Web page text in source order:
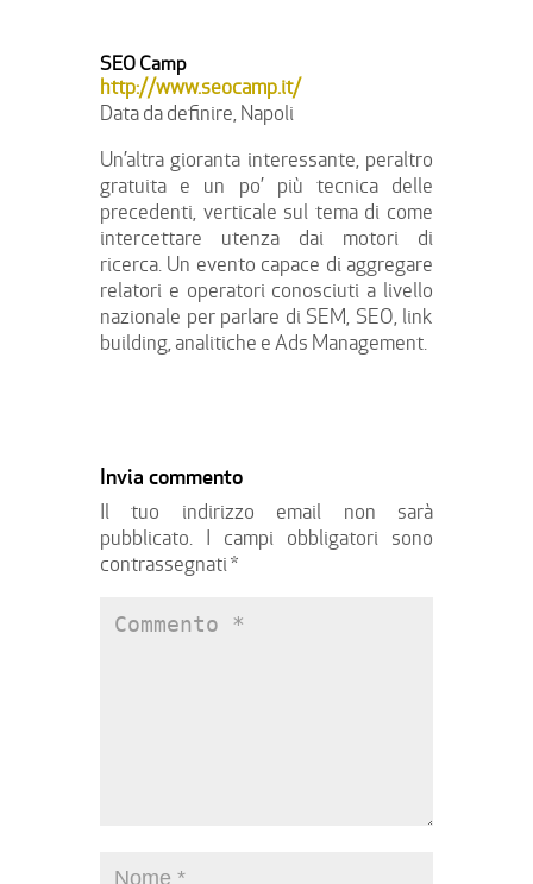
SEO Camp
http://www.seocamp.it/
Data da definire, Napoli
Un’altra gioranta interessante, peraltro
gratuita e un po’ più tecnica delle
precedenti, verticale sul tema di come
intercettare utenza dai motori di
ricerca. Un evento capace di aggregare
relatori e operatori conosciuti a livello
nazionale per parlare di SEM, SEO, link
building, analitiche e Ads Management.
Invia commento
Il tuo indirizzo email non sarà
pubblicato. I campi obbligatori sono
contrassegnati*